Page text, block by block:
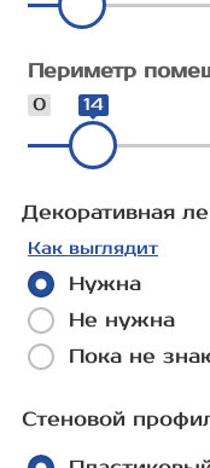
Периметр
0 14
Декоративная
Как выглядит
Нужна
Не нужна
Пока не
Стеновой